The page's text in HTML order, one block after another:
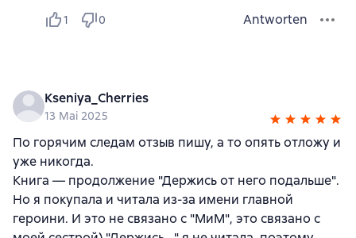
1 0 Antworten
Kseniya_Cherries
13 Mai 2025
По горячим следам отзыв пишу, а то опять отложу и
уже никогда.
Книга — продолжение "Держись от него подальше".
Но я покупала и читала из-за имени главной
героини. И это не связано с "МиМ", это связано с